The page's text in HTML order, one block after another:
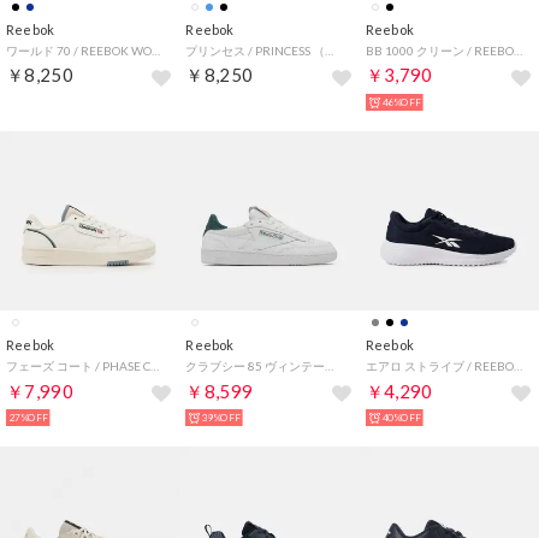
Reebok
￥8,250
Reebok
￥8,250
Reebok
BB 1000 クリーン / REEBOK BB 1000 CLEAN SA （ブラック）
￥3,790
46%OFF
Reebok
￥7,990
27%OFF
Reebok
￥8,599
39%OFF
Reebok
エアロ ストライブ / REEBOK AERO STRIVE SA （ネイビー）
￥4,290
40%OFF